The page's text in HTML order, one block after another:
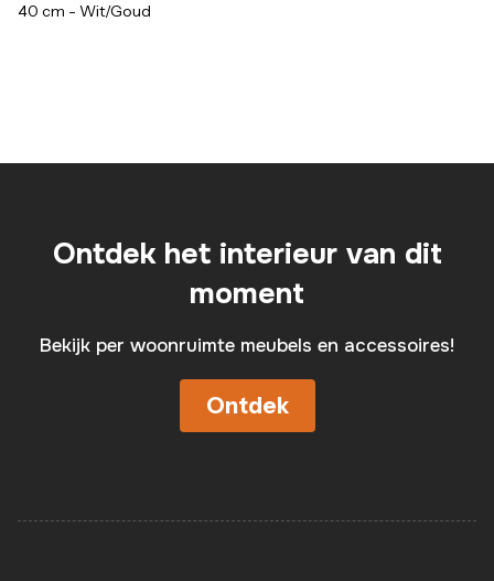
40 cm - Wit/Goud
Ontdek het interieur van dit
moment
Bekijk per woonruimte meubels en accessoires!
Ontdek